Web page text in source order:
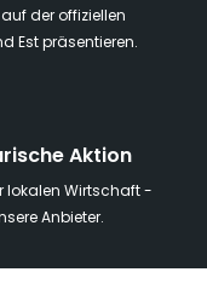
der offiziellen
Est präsentieren.
Aktion
lokalen Wirtschaft -
Anbieter.